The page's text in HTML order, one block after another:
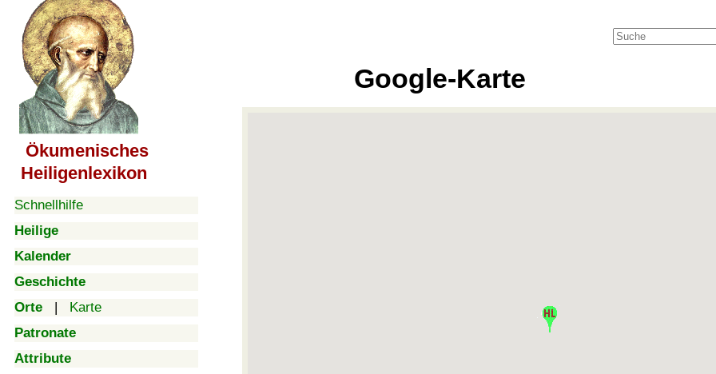
Ökumenisches
Heiligenlexikon
Schnellhilfe
Heilige
Kalender
Geschichte
Orte | Karte
Patronate
Attribute
Google-Karte